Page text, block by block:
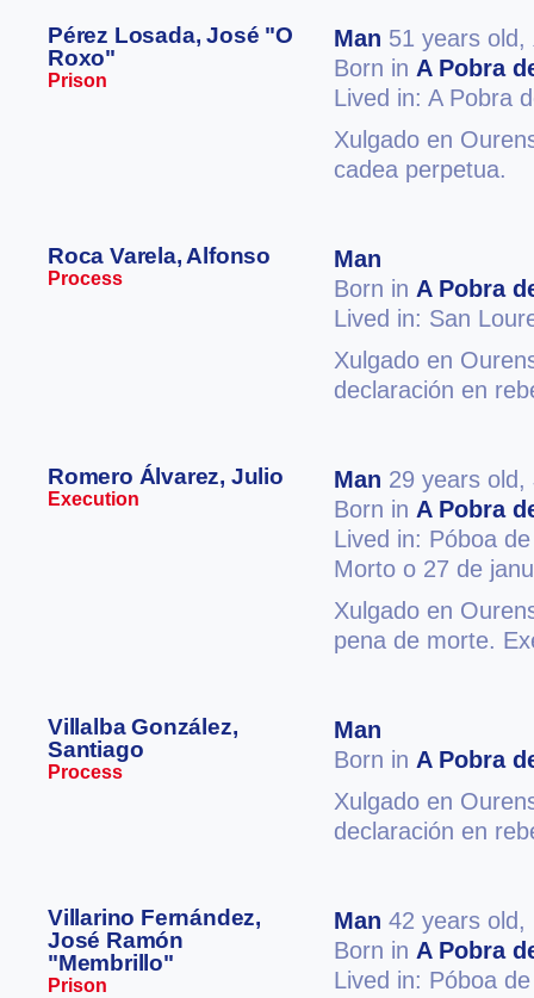
Pérez Losada, José "O
Roxo"
Prison
Man 51 years old,
Born in A Pobra
Lived in: A Pobra
Xulgado en
cadea perpetua.
Roca Varela, Alfonso
Process
Man
Born in A Pobra
Lived in: San
Xulgado en
declaración en
Romero Álvarez, Julio
Execution
Man 29 years old,
Born in A Pobra
Lived in: Póboa
Morto o 27 de
Xulgado en
pena de morte.
Villalba González,
Santiago
Process
Man
Born in A Pobra
Xulgado en
declaración en
Villarino Fernández,
José Ramón
"Membrillo"
Prison
Man 42 years old,
Born in A Pobra
Lived in: Póboa